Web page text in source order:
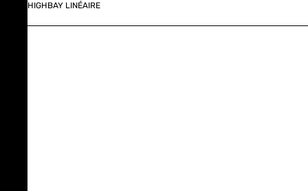
HIGHBAY LINÉAIRE